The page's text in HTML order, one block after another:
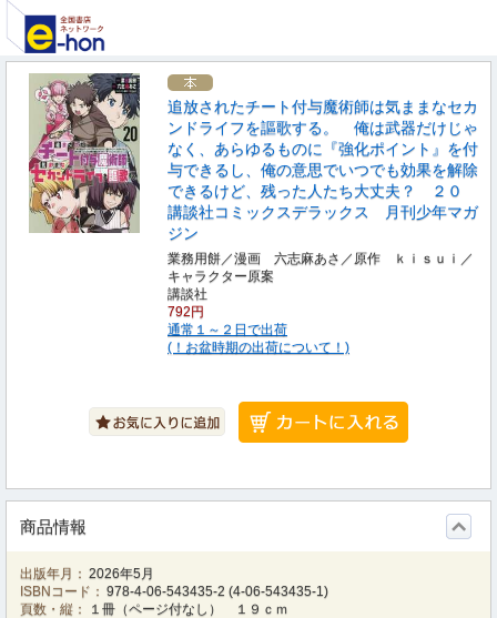
追放されたチート付与魔術師は気ままなセカ
ンドライフを謳歌する。 俺は武器だけじゃ
なく、あらゆるものに『強化ポイント』を付
与できるし、俺の意思でいつでも効果を解除
できるけど、残った人たち大丈夫？ ２０
講談社コミックスデラックス 月刊少年マガ
ジン
業務用餅／漫画 六志麻あさ／原作 ｋｉｓｕｉ／
キャラクター原案
講談社
792円
通常１～２日で出荷
(！お盆時期の出荷について！)
商品情報
出版年月： 2026年5月
ISBNコード： 978-4-06-543435-2 (4-06-543435-1)
頁数・縦：
１冊（ページ付なし） １９ｃｍ